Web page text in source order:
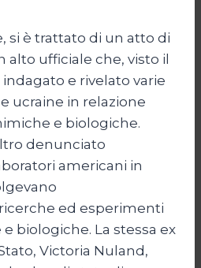
si è trattato di un atto di
ufficiale che, visto il
indagato e rivelato varie
ucraine in relazione
e biologiche.
denunciato
americani in
ed esperimenti
biologiche. La stessa ex
Victoria Nuland,